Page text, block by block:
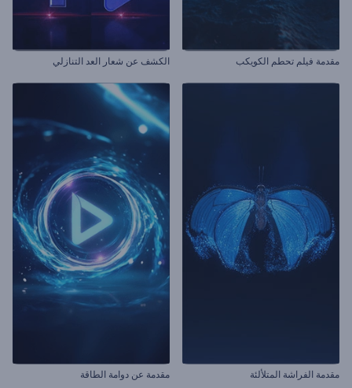
مقدمة فيلم تحطم الكويكب الكشف عن شعار العد التنازلي
مقدمة الفراشة المتلألئة مقدمة عن دوامة الطاقة